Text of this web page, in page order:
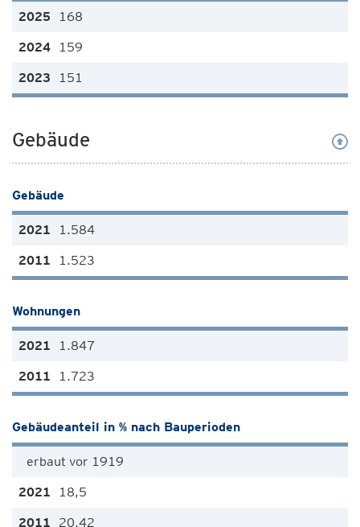
168
159
151
Gebäude
Gebäude
1.584
1.523
Wohnungen
1.847
1.723
Gebäudeanteil in % nach Bauperioden
erbaut vor 1919
18,5
20,42